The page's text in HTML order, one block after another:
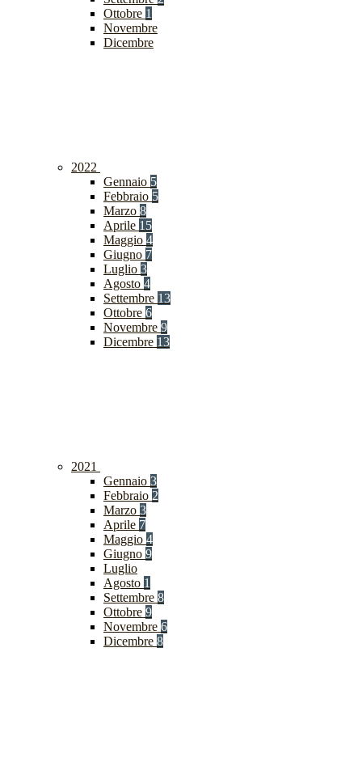
Ottobre 1
Novembre
Dicembre
2022
Gennaio 5
Febbraio 5
Marzo 8
Aprile 15
Maggio 4
Giugno 7
Luglio 3
Agosto 4
Settembre 13
Ottobre 6
Novembre 9
Dicembre 13
2021
Gennaio 3
Febbraio 2
Marzo 3
Aprile 7
Maggio 4
Giugno 9
Luglio
Agosto 1
Settembre 8
Ottobre 9
Novembre 6
Dicembre 8